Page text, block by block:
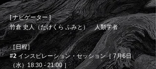
[ ナビゲーター ]
竹倉 史人（たけくら ふみと） 人類学者
［日程］
#2 インスピレーション・セッション［ 7月6日
（水）18:30 - 21:00 ］